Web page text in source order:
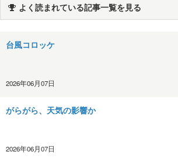
よく読まれている記事一覧を見る
台風コロッケ
2026年06月07日
がらがら、天気の影響か
2026年06月07日